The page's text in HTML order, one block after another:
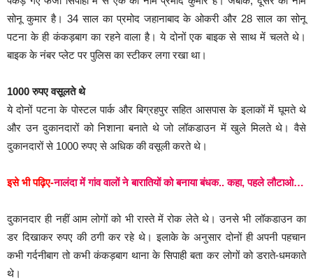
सोनू कुमार है। 34 साल का प्रमोद जहानाबाद के ओकरी और 28 साल का सोनू
पटना के ही कंकड़बाग का रहने वाला है। ये दोनों एक बाइक से साथ में चलते थे।
बाइक के नंबर प्लेट पर पुलिस का स्टीकर लगा रखा था।
1000 रुपए वसूलते थे
ये दोनों पटना के पोस्टल पार्क और बिग्रहपुर सहित आसपास के इलाकों में घूमते थे
और उन दुकानदारों को निशाना बनाते थे जो लॉकडाउन में खुले मिलते थे। वैसे
दुकानदारों से 1000 रुपए से अधिक की वसूली करते थे।
इसे भी पढ़िए-नालंदा में गांव वालों ने बारातियों को बनाया बंधक.. कहा, पहले लौटाओ…
दुकानदार ही नहीं आम लोगों को भी रास्ते में रोक लेते थे। उनसे भी लॉकडाउन का
डर दिखाकर रुपए की ठगी कर रहे थे। इलाके के अनुसार दोनों ही अपनी पहचान
कभी गर्दनीबाग तो कभी कंकड़बाग थाना के सिपाही बता कर लोगों को डराते-धमकाते
थे।